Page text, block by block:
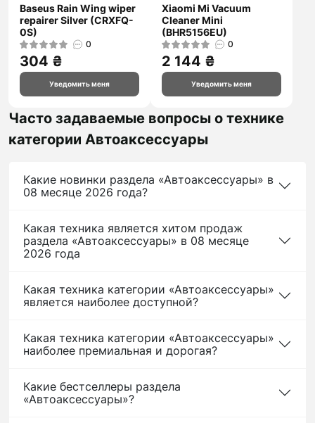
Baseus Rain Wing wiper
repairer Silver (CRXFQ-
0S)
0
304 ₴
Уведомить меня
Xiaomi Mi Vacuum
Cleaner Mini
(BHR5156EU)
0
2 144 ₴
Уведомить меня
Часто задаваемые вопросы о технике
категории Автоаксессуары
Какие новинки раздела «Автоаксессуары» в
08 месяце 2026 года?
Какая техника является хитом продаж
раздела «Автоаксессуары» в 08 месяце
2026 года
Какая техника категории «Автоаксессуары»
является наиболее доступной?
Какая техника категории «Автоаксессуары»
наиболее премиальная и дорогая?
Какие бестселлеры раздела
«Автоаксессуары»?